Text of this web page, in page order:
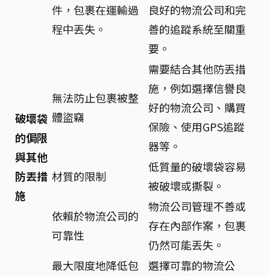
件，包裹在運輸過
程中丟失。
良好的物流公司和完
善的追蹤系統至關重
要。
破壞袋
的侷限
與其他
防丟措
施
無法防止包裹被整
體盜竊
需要結合其他防丟措
施，例如選擇信譽良
好的物流公司、購買
保險、使用GPS追蹤
器等。
材質的限制
低質量的破壞袋容易
被破壞或撕裂。
依賴於物流公司的
可靠性
物流公司管理不善或
存在內部作案，包裹
仍然可能丟失。
最大限度地降低包
選擇可靠的物流公